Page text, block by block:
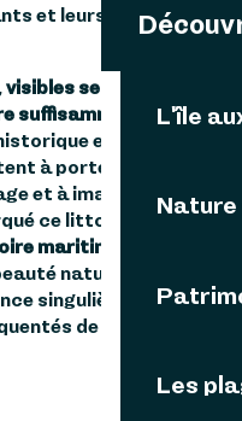
L'île
Nature
Les
et leurs conditions
visibles seulement lorsque
suffisamment
, ajoutent
et patrimoniale
à porter un regard
et à imaginer les
ce littoral au fil du
maritime,
naturelle, Calgrac’h
singulière, loin des
de l’île.